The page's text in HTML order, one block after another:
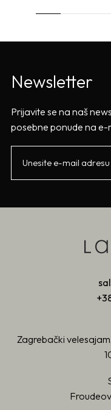
Newsletter
Prijavite se na naš
posebne ponude na e-
Zagrebački